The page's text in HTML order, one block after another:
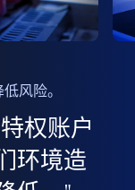
风险。
权账户
环境造